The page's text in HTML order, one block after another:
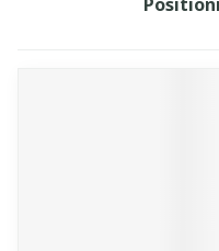
Trier par: